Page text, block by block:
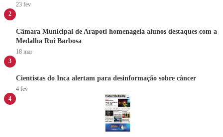
23 fev
2
Câmara Municipal de Arapoti homenageia alunos destaques com a
Medalha Rui Barbosa
18 mar
3
Cientistas do Inca alertam para desinformação sobre câncer
4 fev
4